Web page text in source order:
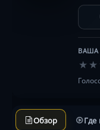
ВАША
★ ★
Обзор Где